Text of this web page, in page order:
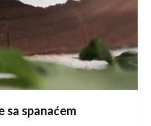
spanaćem